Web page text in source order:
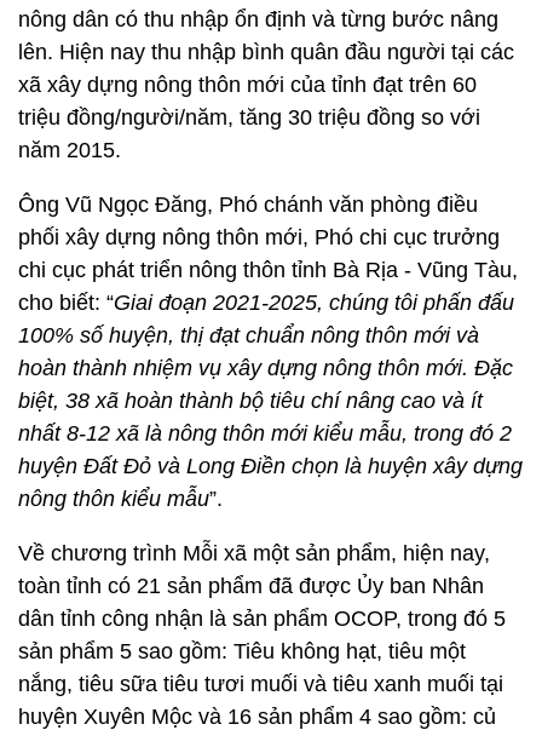
nông dân có thu nhập ổn định và từng bước nâng
lên. Hiện nay thu nhập bình quân đầu người tại các
xã xây dựng nông thôn mới của tỉnh đạt trên 60
triệu đồng/người/năm, tăng 30 triệu đồng so với
năm 2015.
Ông Vũ Ngọc Đăng, Phó chánh văn phòng điều
phối xây dựng nông thôn mới, Phó chi cục trưởng
chi cục phát triển nông thôn tỉnh Bà Rịa - Vũng Tàu,
cho biết: “Giai đoạn 2021-2025, chúng tôi phấn đấu
100% số huyện, thị đạt chuẩn nông thôn mới và
hoàn thành nhiệm vụ xây dựng nông thôn mới. Đặc
biệt, 38 xã hoàn thành bộ tiêu chí nâng cao và ít
nhất 8-12 xã là nông thôn mới kiểu mẫu, trong đó 2
huyện Đất Đỏ và Long Điền chọn là huyện xây dựng
nông thôn kiểu mẫu”.
Về chương trình Mỗi xã một sản phẩm, hiện nay,
toàn tỉnh có 21 sản phẩm đã được Ủy ban Nhân
dân tỉnh công nhận là sản phẩm OCOP, trong đó 5
sản phẩm 5 sao gồm: Tiêu không hạt, tiêu một
nắng, tiêu sữa tiêu tươi muối và tiêu xanh muối tại
huyện Xuyên Mộc và 16 sản phẩm 4 sao gồm: củ